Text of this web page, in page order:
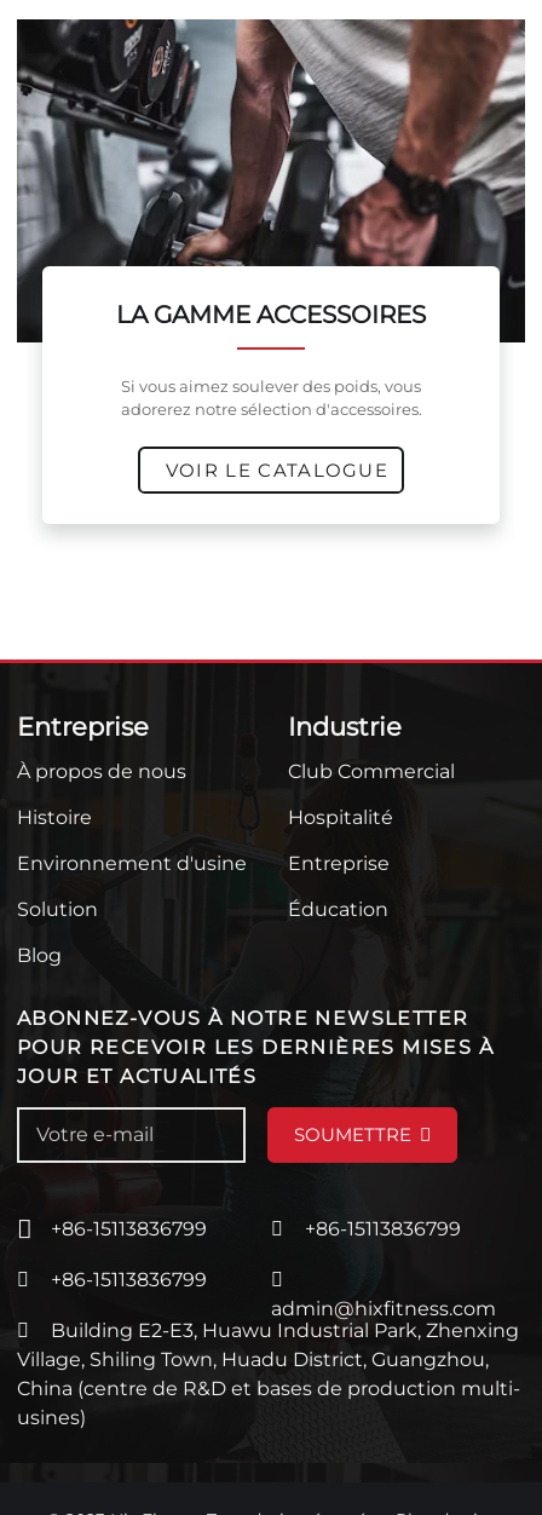
LA GAMME ACCESSOIRES
Si vous aimez soulever des poids, vous
adorerez notre sélection d'accessoires.
VOIR LE CATALOGUE
Entreprise
À propos de nous
Histoire
Environnement d'usine
Solution
Blog
Industrie
Club Commercial
Hospitalité
Entreprise
Éducation
ABONNEZ-VOUS À NOTRE NEWSLETTER
POUR RECEVOIR LES DERNIÈRES MISES À
JOUR ET ACTUALITÉS
SOUMETTRE
+86-15113836799 +86-15113836799
+86-15113836799
admin@hixfitness.com
Building E2-E3, Huawu Industrial Park, Zhenxing
Village, Shiling Town, Huadu District, Guangzhou,
China (centre de R&D et bases de production multi-
usines)